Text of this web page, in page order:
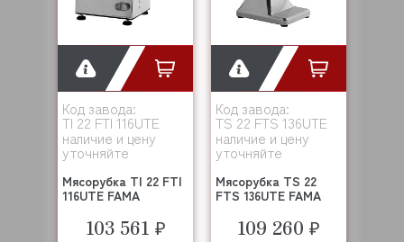
Код завода:
TI 22 FTI 116UTE
наличие и цену
уточняйте
Мясорубка TI 22 FTI
116UTE FAMA
103 561 ₽
Код завода:
TS 22 FTS 136UTE
наличие и цену
уточняйте
Мясорубка TS 22
FTS 136UTE FAMA
109 260 ₽